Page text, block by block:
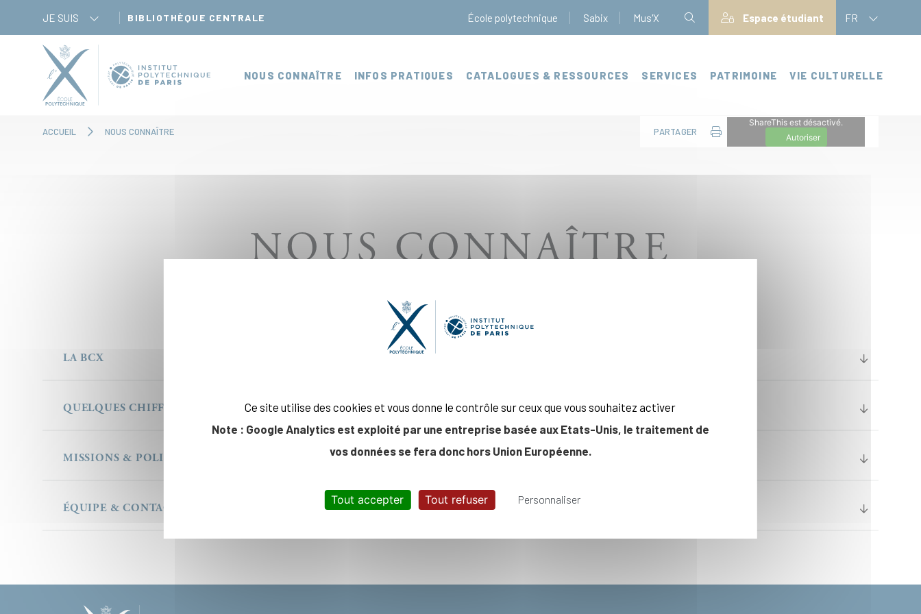
JE SUIS BIBLIOTHÈQUE CENTRALE École polytechnique Sabix Mus'X Espace étudiant FR
NOUS CONNAÎTRE INFOS PRATIQUES CATALOGUES & RESSOURCES SERVICES PATRIMOINE VIE CULTURELLE
ACCUEIL NOUS CONNAÎTRE PARTAGER
ShareThis est désactivé.
Autoriser
NOUS CONNAÎTRE
LA BCX
QUELQUES CHIFFRES
MISSIONS & POLITIQUE DOCUMENTAIRE
ÉQUIPE & CONTACT
Panneau de gestion des cookies
Ce site utilise des cookies et vous donne le contrôle sur ceux que vous souhaitez activer
Note : Google Analytics est exploité par une entreprise basée aux Etats-Unis, le traitement de
vos données se fera donc hors Union Européenne.
Tout accepter Tout refuser Personnaliser